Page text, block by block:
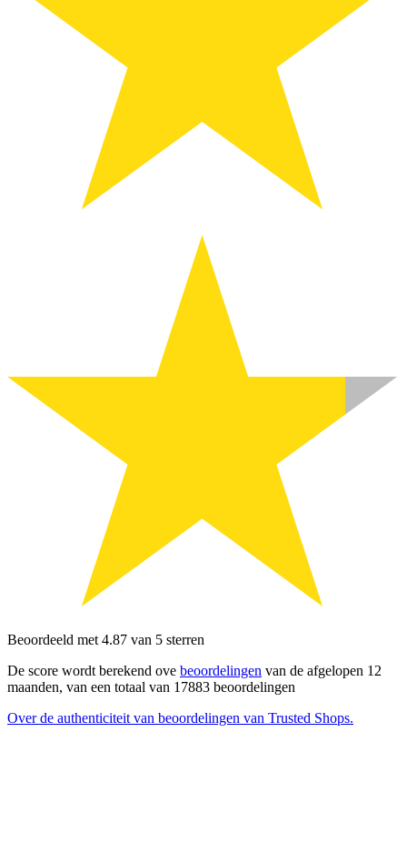
Beoordeeld met 4.87 van 5 sterren
De score wordt berekend ove beoordelingen van de afgelopen 12
maanden, van een totaal van 17883 beoordelingen
Over de authenticiteit van beoordelingen van Trusted Shops.